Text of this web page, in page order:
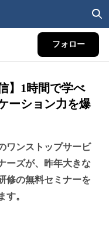
フォロー
】1時間で学べ
ーション力を爆
ワンストップサービ
ーズが、昨年大きな
修の無料セミナーを
す。